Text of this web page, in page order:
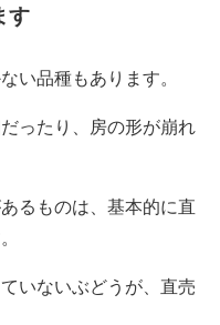
す
い品種もあります。
ったり、房の形が崩れ
るものは、基本的に直
いないぶどうが、直売